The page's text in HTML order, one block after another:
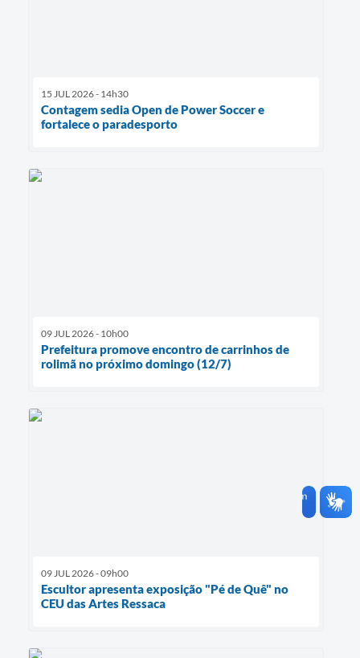
15 JUL 2026 - 14h30
Contagem sedia Open de Power Soccer e
fortalece o paradesporto
09 JUL 2026 - 10h00
Prefeitura promove encontro de carrinhos de
rolimã no próximo domingo (12/7)
09 JUL 2026 - 09h00
Escultor apresenta exposição "Pé de Quê" no
CEU das Artes Ressaca